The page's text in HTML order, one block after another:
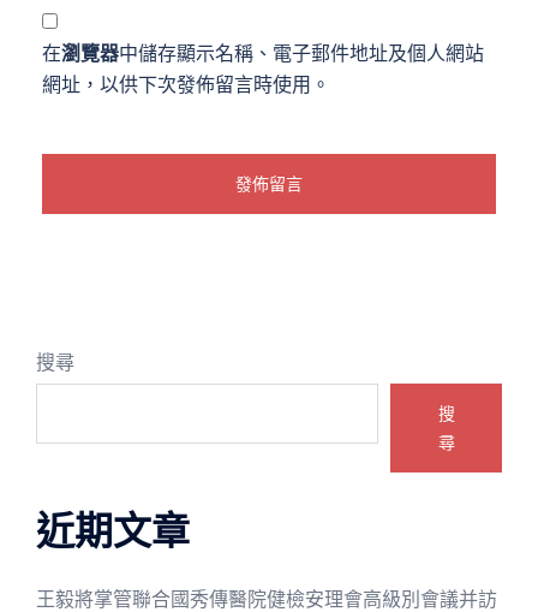
在瀏覽器中儲存顯示名稱、電子郵件地址及個人網站
網址，以供下次發佈留言時使用。
搜尋
搜
尋
近期文章
王毅將掌管聯合國秀傳醫院健檢安理會高級別會議并訪